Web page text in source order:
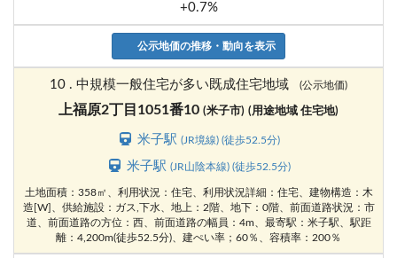
+0.7%
公示地価の推移・動向を表示
10 . 中規模一般住宅が多い既成住宅地域 (公示地価)
上福原2丁目1051番10 (米子市) (用途地域 住宅地)
米子駅(JR境線) (徒歩52.5分)
米子駅(JR山陰本線) (徒歩52.5分)
土地面積：358㎡、利用状況：住宅、利用状況詳細：住宅、建物構造：木
造[W]、供給施設：ガス,下水、地上：2階、地下：0階、前面道路状況：市
道、前面道路の方位：西、前面道路の幅員：4m、最寄駅：米子駅、駅距
離：4,200m(徒歩52.5分)、建ぺい率；60％、容積率：200％